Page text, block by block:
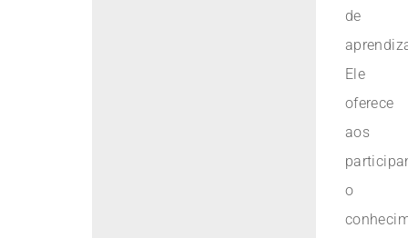
de
Ele
oferece
aos
o